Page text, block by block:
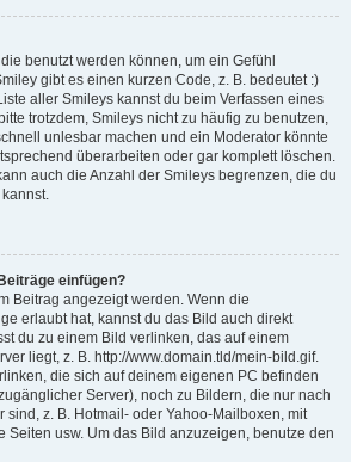
benutzt werden können, um ein Gefühl
gibt es einen kurzen Code, z. B. bedeutet :)
aller Smileys kannst du beim Verfassen eines
trotzdem, Smileys nicht zu häufig zu benutzen,
unlesbar machen und ein Moderator könnte
überarbeiten oder gar komplett löschen.
auch die Anzahl der Smileys begrenzen, die du
einfügen?
Beitrag angezeigt werden. Wenn die
erlaubt hat, kannst du das Bild auch direkt
du zu einem Bild verlinken, das auf einem
liegt, z. B. http://www.domain.tld/mein-bild.gif.
die sich auf deinem eigenen PC befinden
Server), noch zu Bildern, die nur nach
sind, z. B. Hotmail- oder Yahoo-Mailboxen, mit
Seiten usw. Um das Bild anzuzeigen, benutze den